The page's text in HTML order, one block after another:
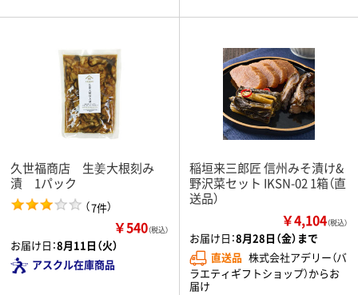
久世福商店 生姜大根刻み
漬 1パック
（7件）
￥540（税込）
お届け日：8月11日（火）
アスクル在庫商品
稲垣来三郎匠 信州みそ漬け&
野沢菜セット IKSN-02 1箱（直
送品）
￥4,104（税込）
お届け日：8月28日（金）まで
直送品 株式会社アデリー（バ
ラエティギフトショップ）からお
届け